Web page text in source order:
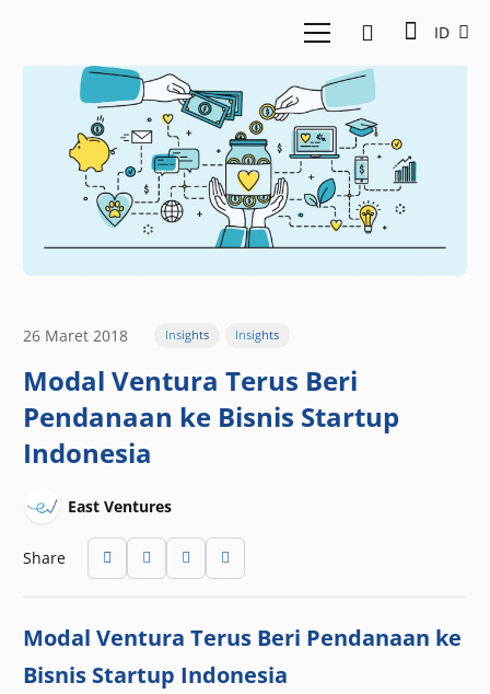
ID
26 Maret 2018 Insights Insights
Modal Ventura Terus Beri
Pendanaan ke Bisnis Startup
Indonesia
East Ventures
Share
Modal Ventura Terus Beri Pendanaan ke
Bisnis Startup Indonesia